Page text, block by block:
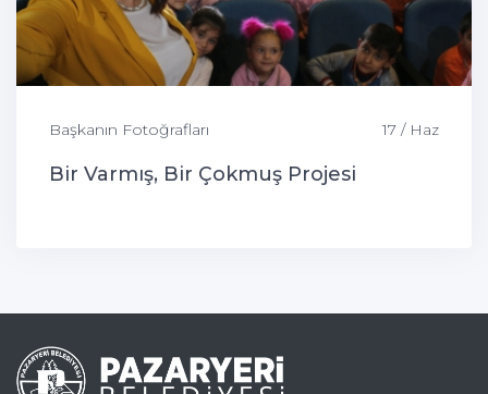
Başkanın Fotoğrafları 17 / Haz
Bir Varmış, Bir Çokmuş Projesi